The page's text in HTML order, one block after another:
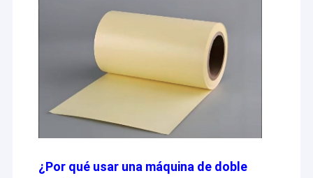
¿Por qué usar una máquina de doble